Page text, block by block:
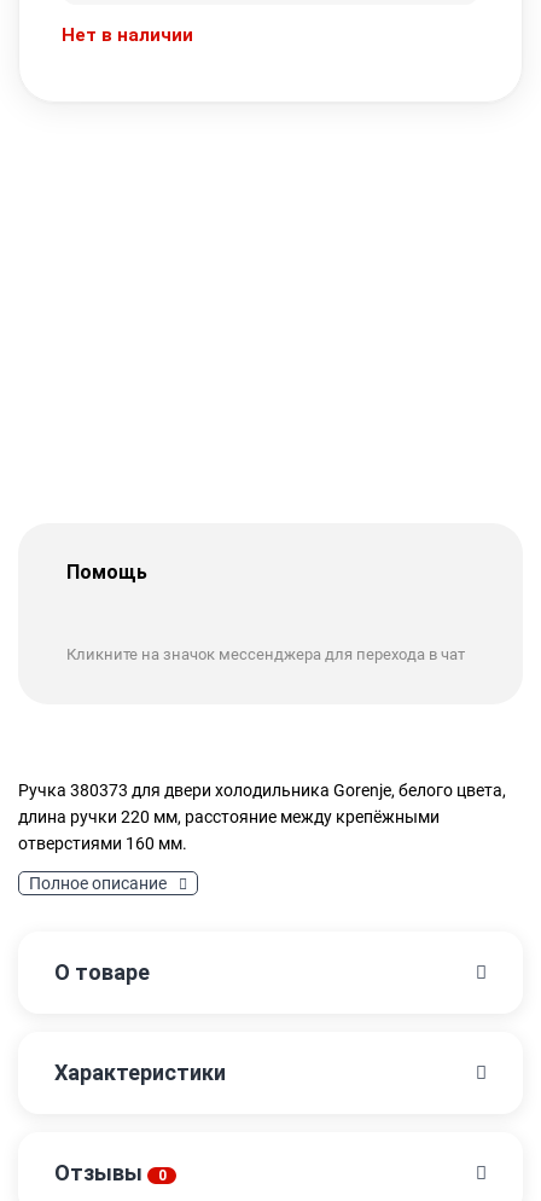
Нет в наличии
Помощь
Кликните на значок мессенджера для перехода в чат
Ручка 380373 для двери холодильника Gorenje, белого цвета,
длина ручки 220 мм, расстояние между крепёжными
отверстиями 160 мм.
Полное описание
О товаре
Характеристики
Отзывы 0